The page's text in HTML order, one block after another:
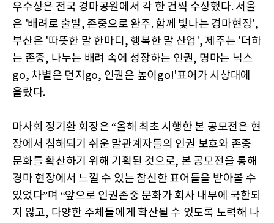
우수상은 전국 경마공원에서 각 한 건씩 수상했다. 서울
은 '배려로 출발, 존중으로 완주. 함께 빛나는 경마현장',
부산은 '따뜻한 말 한마디, 행복한 말 산업', 제주는 '더하
는 존중, 나누는 배려 속에 성장하는 인권, 명마는 닉스
go, 차별은 던지go, 인권은 높이go!'표어가 시상대에
올랐다.
마사회 정기환 회장은 “올해 최초 시행한 본 공모전은 현
장에서 침해되기 쉬운 말관계자들의 인권 보호와 존중
문화를 확산하기 위해 기획된 것으로, 본 공모전을 통해
경마 현장에서 느낄 수 있는 참신한 표어들을 받아볼 수
있었다”며 “앞으로 인권존중 문화가 회사 내부에 국한되
지 않고, 다양한 주체들에게 확산될 수 있도록 노력해 나